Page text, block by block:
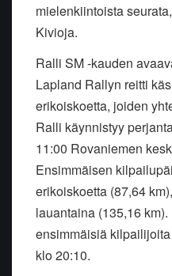
mielenkiintoista
Kivioja.
Ralli SM -kauden
Lapland Rallyn reitti
erikoiskoetta, joiden
Ralli käynnistyy
11:00 Rovaniemen
Ensimmäisen
erikoiskoetta (87,64
lauantaina (135,16
ensimmäisiä
klo 20:10.